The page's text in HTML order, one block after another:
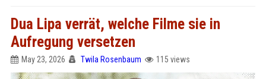
Dua Lipa verrät, welche Filme sie in
Aufregung versetzen
May 23, 2026 Twila Rosenbaum 115 views